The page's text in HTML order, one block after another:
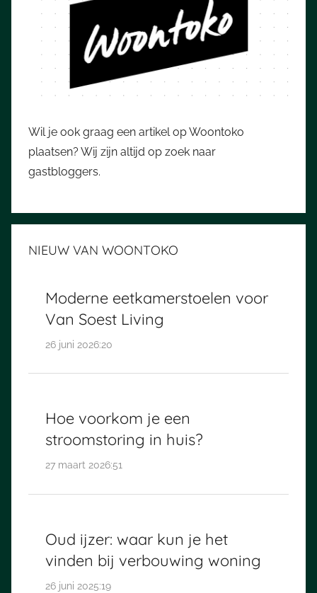
Wil je ook graag een artikel op Woontoko
plaatsen? Wij zijn altijd op zoek naar
gastbloggers.
NIEUW VAN WOONTOKO
Moderne eetkamerstoelen voor
Van Soest Living
26 juni 2026:20
Hoe voorkom je een
stroomstoring in huis?
27 maart 2026:51
Oud ijzer: waar kun je het
vinden bij verbouwing woning
26 juni 2025:19